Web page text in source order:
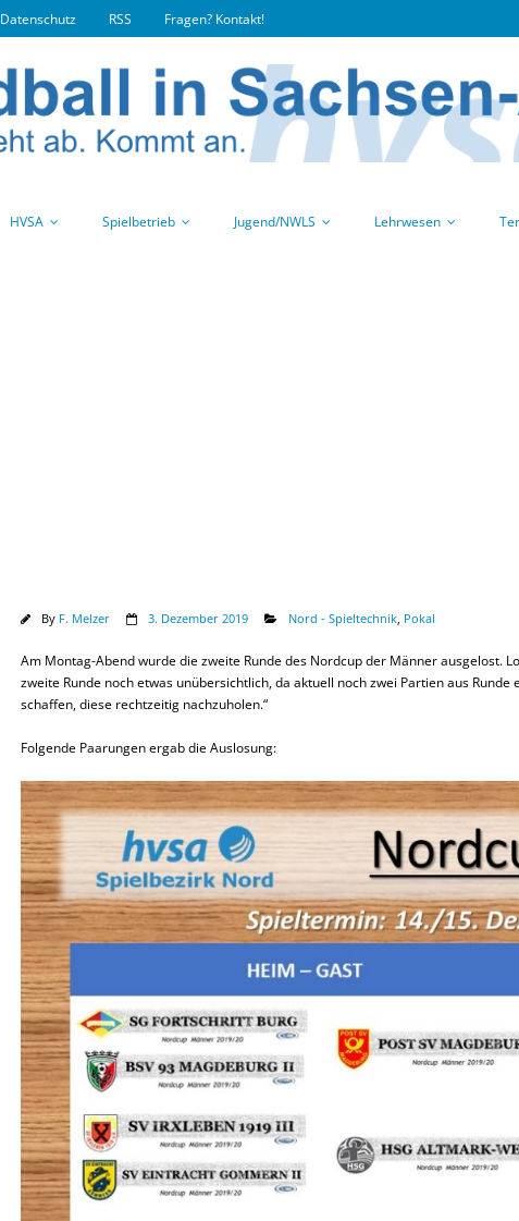
Datenschutz RSS Fragen? Kontakt!
HVSA Spielbetrieb Jugend/NWLS Lehrwesen
By F. Melzer 3. Dezember 2019 Nord - Spieltechnik, Pokal
Am Montag-Abend wurde die zweite Runde des Nordcup der Männer ausgelost.
zweite Runde noch etwas unübersichtlich, da aktuell noch zwei Partien aus
schaffen, diese rechtzeitig nachzuholen.“
Folgende Paarungen ergab die Auslosung: